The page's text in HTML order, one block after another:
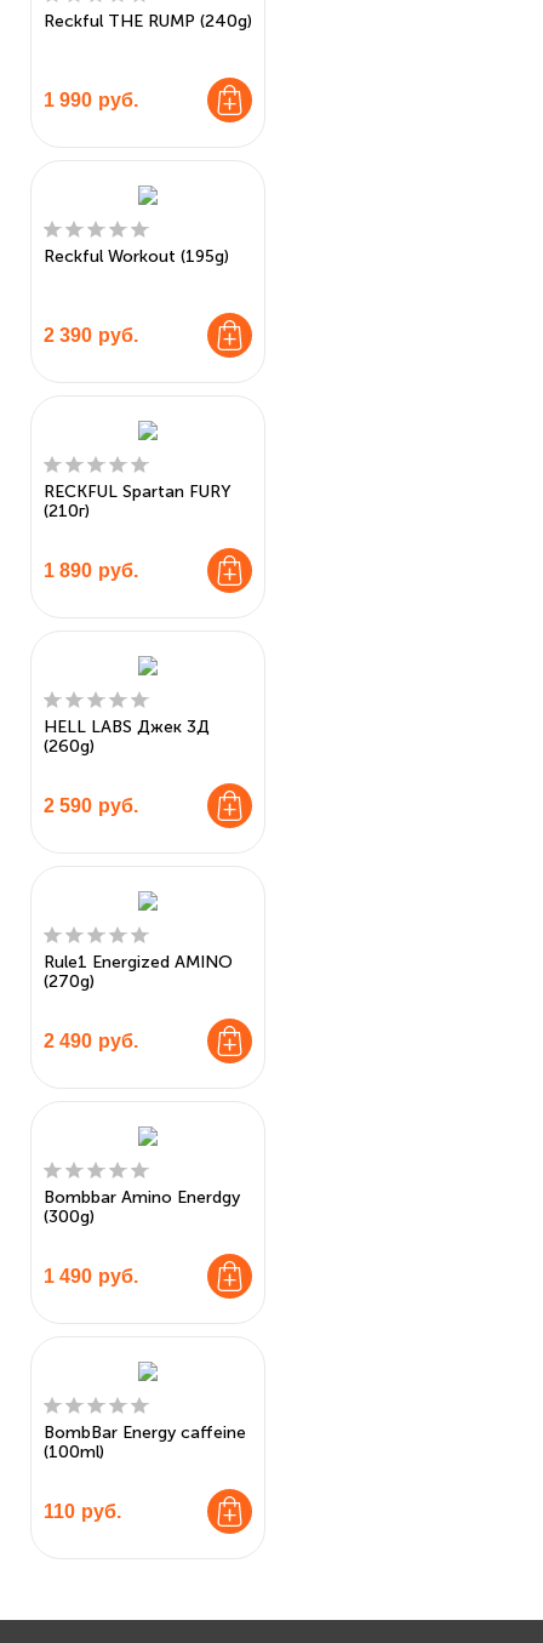
Reckful THE RUMP (240g)
1 990 руб.
Reckful Workout (195g)
2 390 руб.
RECKFUL Spartan FURY
(210г)
1 890 руб.
HELL LABS Джек 3Д
(260g)
2 590 руб.
Rule1 Energized AMINO
(270g)
2 490 руб.
Bombbar Amino Enerdgy
(300g)
1 490 руб.
BombBar Energy caffeine
(100ml)
110 руб.